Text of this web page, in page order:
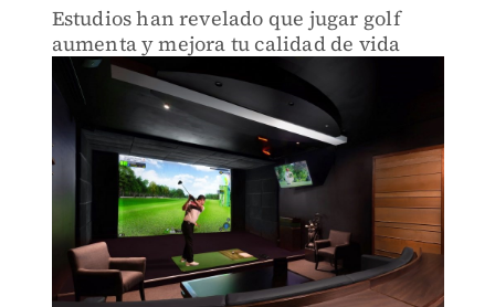
Estudios han revelado que jugar golf
aumenta y mejora tu calidad de vida